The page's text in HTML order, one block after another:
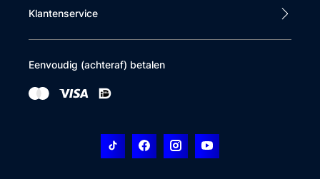
Klantenservice
Eenvoudig (achteraf) betalen